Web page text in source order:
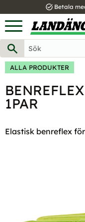
Meny
task_alt Betala
ALLA PRODUKTER
1PAR
Elastisk benreflex